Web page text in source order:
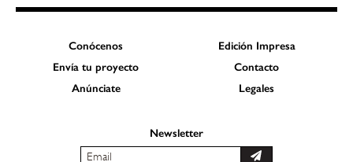
Conócenos
Edición Impresa
Envía tu proyecto
Contacto
Anúnciate
Legales
Newsletter